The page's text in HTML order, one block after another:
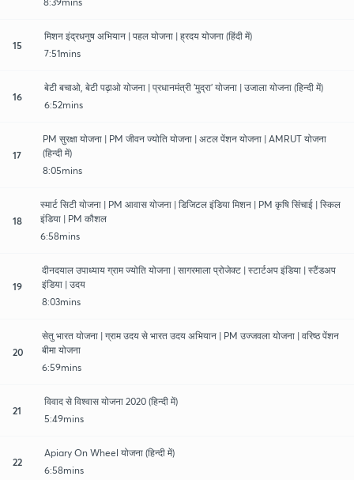
15
मिशन इंद्रधनुष अभियान | पहल योजना | ह्रदय योजना (हिंदी में)
7:51mins
16
बेटी बचाओ, बेटी पढ़ाओ योजना | प्रधानमंत्री 'मुद्रा' योजना | उजाला योजना (हिन्दी में)
6:52mins
17
PM सुरक्षा योजना | PM जीवन ज्योति योजना | अटल पेंशन योजना | AMRUT योजना
(हिन्दी में)
8:05mins
18
स्मार्ट सिटी योजना | PM आवास योजना | डिजिटल इंडिया मिशन | PM कृषि सिंचाई | स्किल
इंडिया | PM कौशल
6:58mins
19
दीनदयाल उपाध्याय ग्राम ज्योति योजना | सागरमाला प्रोजेक्ट | स्टार्टअप इंडिया | स्टैंडअप
इंडिया | उदय
8:03mins
20
सेतु भारत योजना | ग्राम उदय से भारत उदय अभियान | PM उज्जवला योजना | वरिष्ठ पेंशन
बीमा योजना
6:59mins
21
विवाद से विश्वास योजना 2020 (हिन्दी में)
5:49mins
22
Apiary On Wheel योजना (हिन्दी में)
6:58mins